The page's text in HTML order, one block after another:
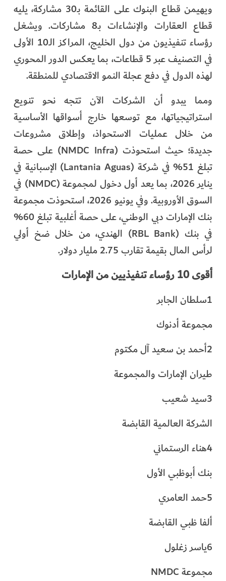
ويهيمن قطاع البنوك على القائمة بـ30 مشاركة، يليه
قطاع العقارات والإنشاءات بـ8 مشاركات. ويشغل
رؤساء تنفيذيون من دول الخليج، المراكز الـ10 الأولى
في التصنيف عبر 5 قطاعات، بما يعكس الدور المحوري
لهذه الدول في دفع عجلة النمو الاقتصادي للمنطقة.
ومما يبدو أن الشركات الآن تتجه نحو تنويع
استراتيجياتها، مع توسعها خارج أسواقها الأساسية
من خلال عمليات الاستحواذ، وإطلاق مشروعات
جديدة؛ حيث استحوذت (NMDC Infra) على حصة
تبلغ 51% في شركة (Lantania Aguas) الإسبانية في
يناير 2026، بما يعد أول دخول لمجموعة (NMDC) في
السوق الأوروبية. وفي يونيو 2026، استحوذت مجموعة
بنك الإمارات دبي الوطني، على حصة أغلبية تبلغ 60%
في بنك (RBL Bank) الهندي، من خلال ضخ أولي
لرأس المال بقيمة تقارب 2.75 مليار دولار.
أقوى 10 رؤساء تنفيذيين من الإمارات
1سلطان الجابر
مجموعة أدنوك
2أحمد بن سعيد آل مكتوم
طيران الإمارات والمجموعة
3سيد شعيب
الشركة العالمية القابضة
4هناء الرستماني
بنك أبوظبي الأول
5حمد العامري
ألفا ظبي القابضة
6ياسر زغلول
مجموعة NMDC